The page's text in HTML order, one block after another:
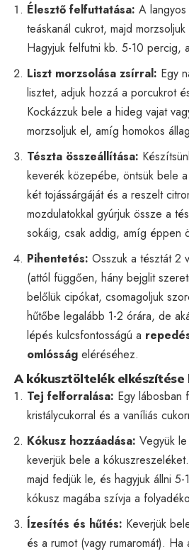
Élesztő felfuttatása: A
teáskanál cukrot, majd
Hagyjuk felfutni kb. 5-10 percig,
Liszt morzsolása zsírral: Egy
lisztet, adjuk hozzá a porcukrot
Kockázzuk bele a hideg vajat
morzsoljuk el, amíg homokos
Tészta összeállítása:
keverék közepébe, öntsük bele
két tojássárgáját és a reszelt
mozdulatokkal gyúrjuk össze a
sokáig, csak addig, amíg éppen
Pihentetés: Osszuk a tésztát 2
(attól függően, hány bejglit
belőlük cipókat, csomagoljuk
hűtőbe legalább 1-2 órára, de
lépés kulcsfontosságú a
omlósság eléréséhez.
A kókusztöltelék elkészítése
Tej felforralása: Egy lábosban
kristálycukorral és a vaníliás
Kókusz hozzáadása: Vegyük
keverjük bele a
majd fedjük le, és hagyjuk állni
kókusz magába szívja a
Ízesítés és hűtés: Keverjük
és a rumot (vagy rumaromát).